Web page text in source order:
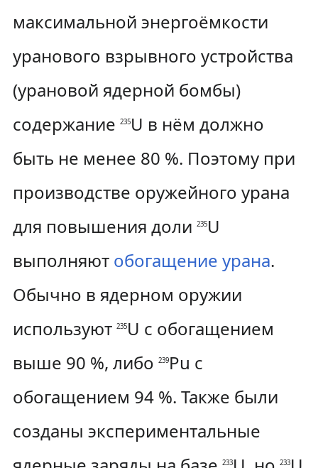
максимальной энергоёмкости
уранового взрывного устройства
(урановой ядерной бомбы)
содержание 235U в нём должно
быть не менее 80 %. Поэтому при
производстве оружейного урана
для повышения доли 235U
выполняют обогащение урана.
Обычно в ядерном оружии
используют 235U с обогащением
выше 90 %, либо 239Pu с
обогащением 94 %. Также были
созданы экспериментальные
233 233